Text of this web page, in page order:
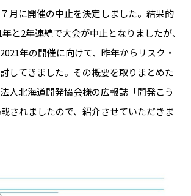
月に開催の中止を決定しました。結果的
と2年連続で大会が中止となりましたが、
年の開催に向けて、昨年からリスク・
してきました。その概要を取りまとめた
人北海道開発協会様の広報誌「開発こう
されましたので、紹介させていただきま